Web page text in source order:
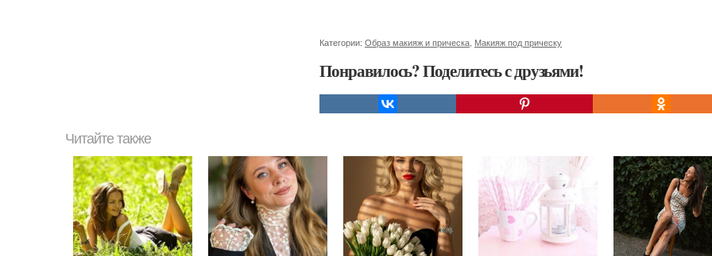
Категории: Образ макияж и прическа Макияж под прическу
Понравилось? Поделитесь с друзьями!
Читайте также